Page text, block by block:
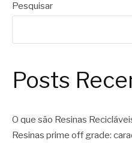
Pesquisar
Posts
O que são Resinas
Resinas prime off grade: